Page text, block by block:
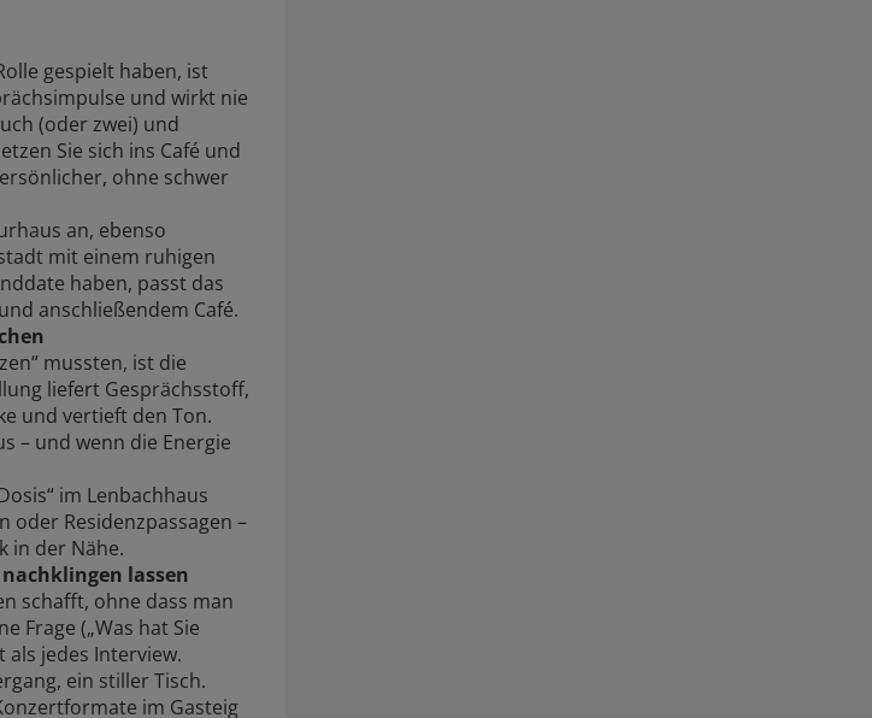
gespielt haben, ist
und wirkt nie
(oder zwei) und
Sie sich ins Café und
ohne schwer
an, ebenso
mit einem ruhigen
haben, passt das
anschließendem Café.
mussten, ist die
liefert Gesprächsstoff,
und vertieft den Ton.
– und wenn die Energie
im Lenbachhaus
Residenzpassagen –
in der Nähe.
lassen
schafft, ohne dass man
Frage („Was hat Sie
jedes Interview.
ein stiller Tisch.
im Gasteig